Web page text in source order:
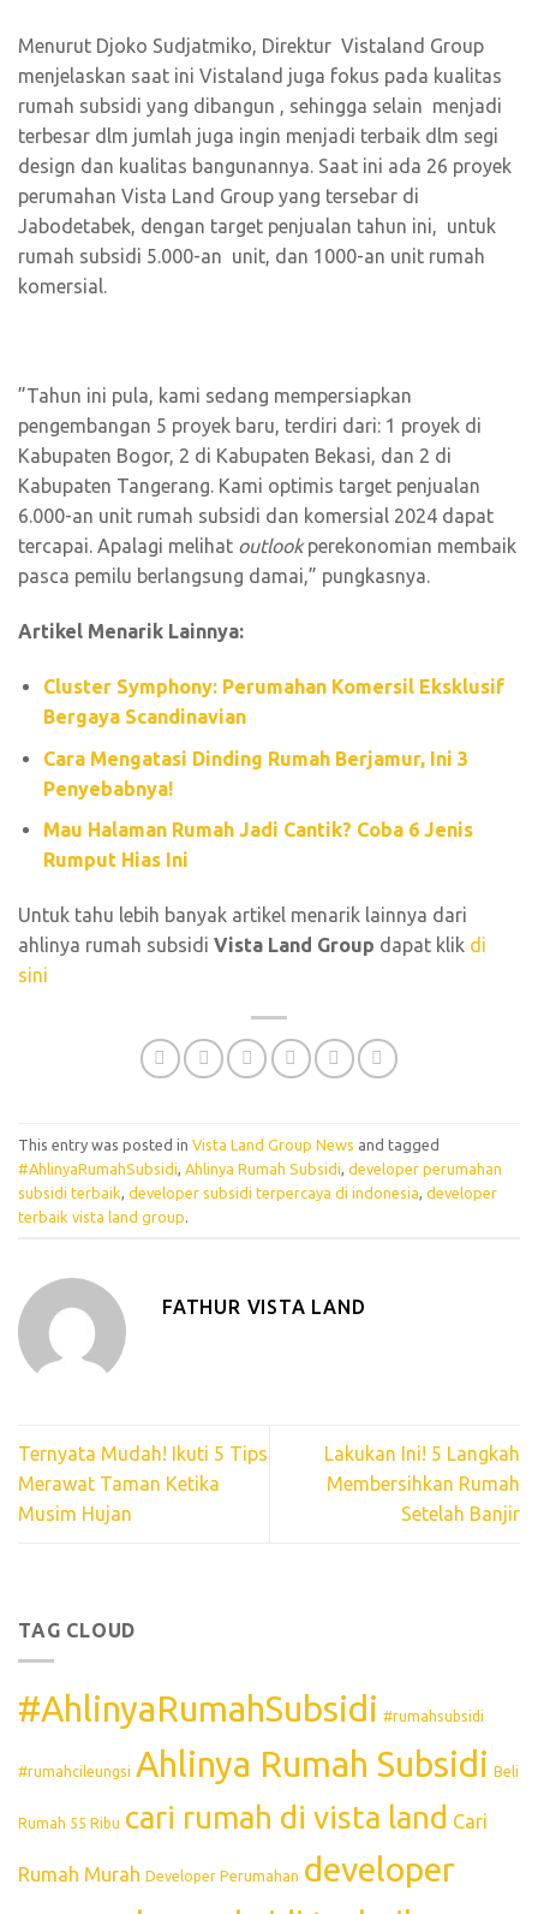
Menurut Djoko Sudjatmiko, Direktur Vistaland Group
menjelaskan saat ini Vistaland juga fokus pada kualitas
rumah subsidi yang dibangun , sehingga selain menjadi
terbesar dlm jumlah juga ingin menjadi terbaik dlm segi
design dan kualitas bangunannya. Saat ini ada 26 proyek
perumahan Vista Land Group yang tersebar di
Jabodetabek, dengan target penjualan tahun ini, untuk
rumah subsidi 5.000-an unit, dan 1000-an unit rumah
komersial.
”Tahun ini pula, kami sedang mempersiapkan
pengembangan 5 proyek baru, terdiri dari: 1 proyek di
Kabupaten Bogor, 2 di Kabupaten Bekasi, dan 2 di
Kabupaten Tangerang. Kami optimis target penjualan
6.000-an unit rumah subsidi dan komersial 2024 dapat
tercapai. Apalagi melihat outlookperekonomian membaik
pasca pemilu berlangsung damai,” pungkasnya.
Artikel Menarik Lainnya:
Cluster Symphony: Perumahan Komersil Eksklusif
Bergaya Scandinavian
Cara Mengatasi Dinding Rumah Berjamur, Ini 3
Penyebabnya!
Mau Halaman Rumah Jadi Cantik? Coba 6 Jenis
Rumput Hias Ini
Untuk tahu lebih banyak artikel menarik lainnya dari
ahlinya rumah subsidi Vista Land Group dapat klik di
sini
This entry was posted in Vista Land Group News and tagged
#AhlinyaRumahSubsidi Ahlinya Rumah Subsidi developer perumahan
subsidi terbaik developer subsidi terpercaya di indonesia developer
terbaik vista land group
FATHUR VISTA LAND
Ternyata Mudah! Ikuti 5 Tips
Merawat Taman Ketika
Musim Hujan
Lakukan Ini! 5 Langkah
Membersihkan Rumah
Setelah Banjir
TAG CLOUD
#AhlinyaRumahSubsidi #rumahsubsidi
#rumahcileungsi Ahlinya Rumah Subsidi Beli
Rumah 55 Ribu cari rumah di vista land Cari
Rumah Murah Developer Perumahan developer